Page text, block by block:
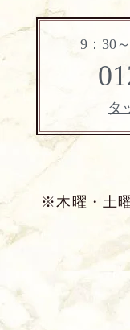
9：30
タ
※木曜・土
五本木